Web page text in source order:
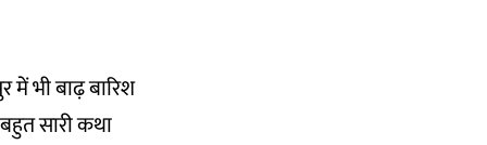
भी बाढ़ बारिश
सारी कथा